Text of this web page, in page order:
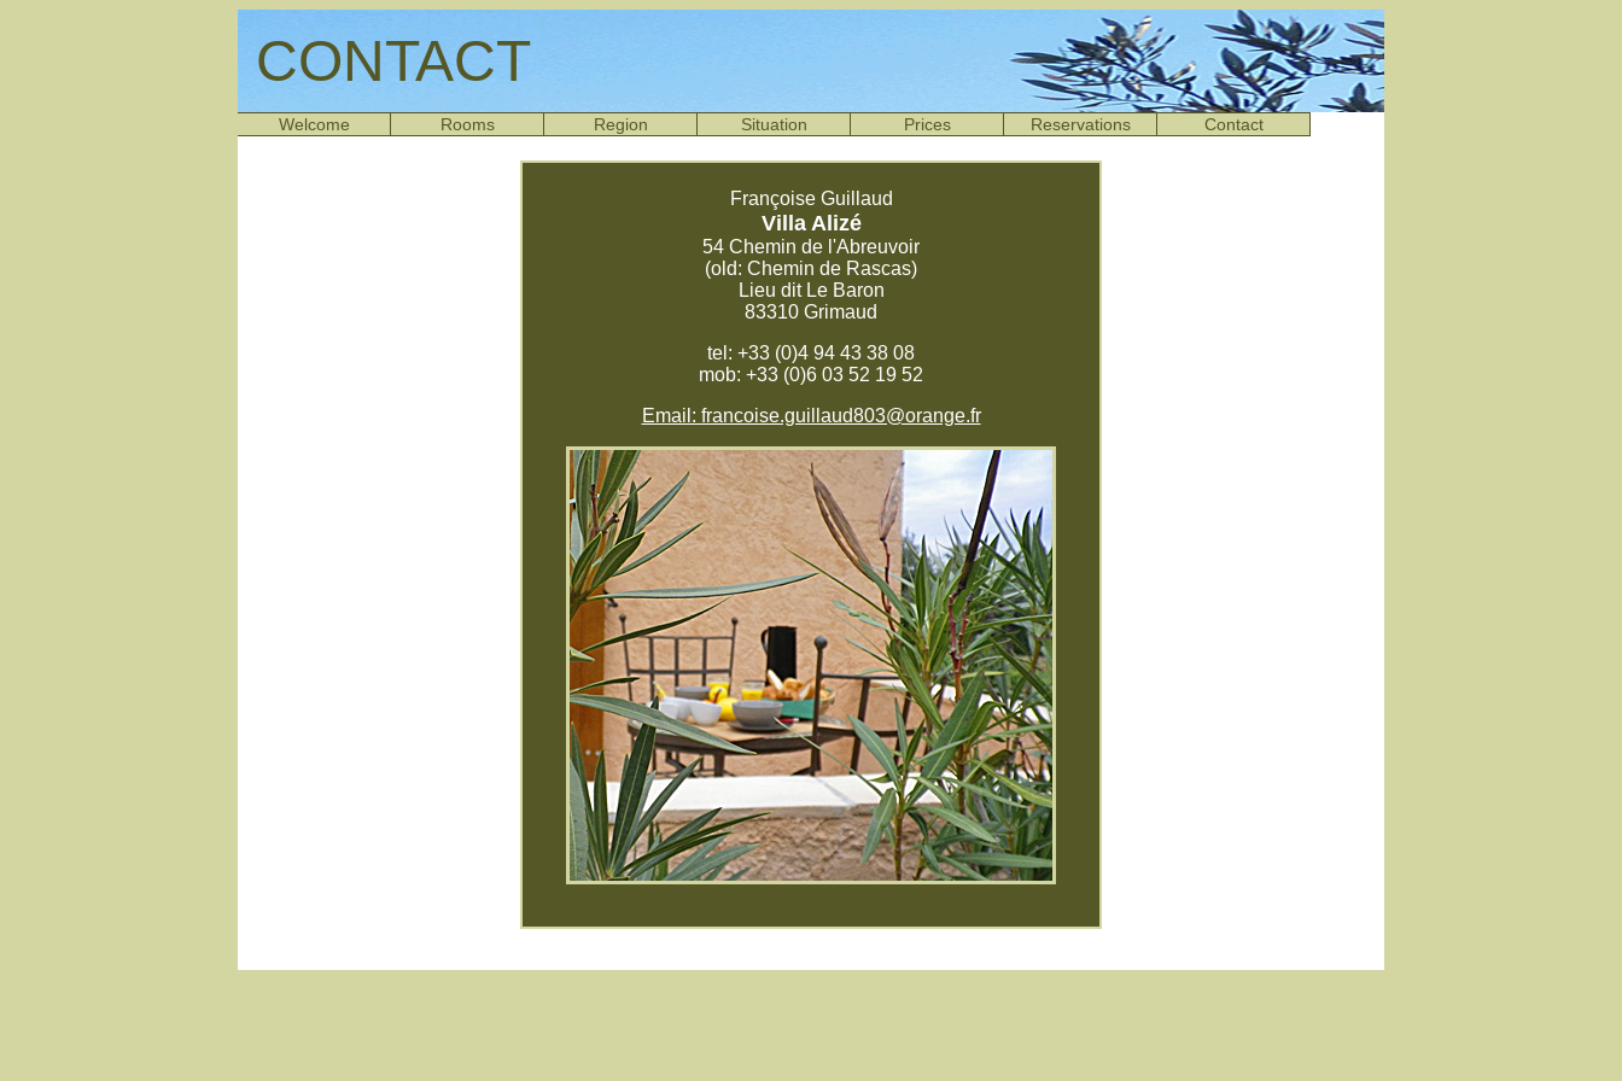
CONTACT
Welcome Rooms Region Situation Prices Reservations Contact
Françoise Guillaud
Villa Alizé
54 Chemin de l'Abreuvoir
(old: Chemin de Rascas)
Lieu dit Le Baron
83310 Grimaud
tel: +33 (0)4 94 43 38 08
mob: +33 (0)6 03 52 19 52
Email: francoise.guillaud803@orange.fr